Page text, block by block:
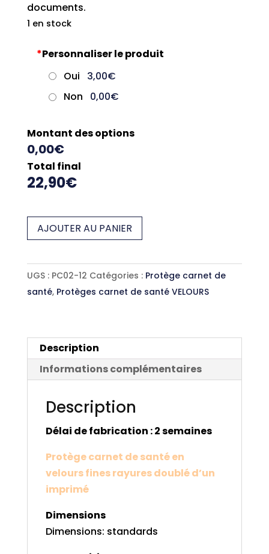
documents.
1 en stock
*Personnaliser le produit
Oui
3,00€
Non
0,00€
Montant des options
0,00€
Total final
22,90€
quantité
de
carnet
de
Taupe-
Papaya
AJOUTER AU PANIER
UGS : PC02-12 Catégories : Protège carnet de
santé, Protèges carnet de santé VELOURS
Description
Informations complémentaires
Description
Délai de fabrication : 2 semaines
Protège carnet de santé en
velours fines rayures doublé d’un
imprimé
Dimensions
Dimensions: standards